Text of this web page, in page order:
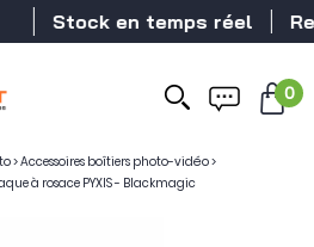
Stock en temps réel
0
>Accessoires boîtiers photo-vidéo>
à rosace PYXIS - Blackmagic